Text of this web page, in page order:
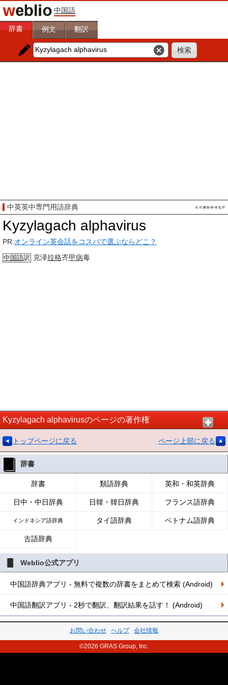
中国語
辞書 例文 翻訳
中英英中専門用語辞典
Kyzylagach alphavirus
PR:オンライン英会話をコスパで選ぶならどこ？
中国語訳 克泽拉格齐甲病毒
Kyzylagach alphavirusのページの著作権
トップページに戻る ページ上部に戻る
辞書
辞書 類語辞典 英和・和英辞典
日中・中日辞典 日韓・韓日辞典 フランス語辞典
インドネシア語辞典 タイ語辞典 ベトナム語辞典
古語辞典
Weblio公式アプリ
中国語辞典アプリ - 無料で複数の辞書をまとめて検索 (Android)
中国語翻訳アプリ - 2秒で翻訳、翻訳結果を話す！ (Android)
お問い合わせ ヘルプ 会社情報
©2026 GRAS Group, Inc.